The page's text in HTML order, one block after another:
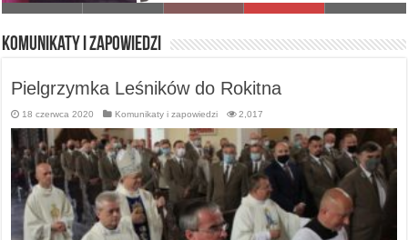
Komunikaty i zapowiedzi
Pielgrzymka Leśników do Rokitna
18 czerwca 2020 Komunikaty i zapowiedzi 2,017